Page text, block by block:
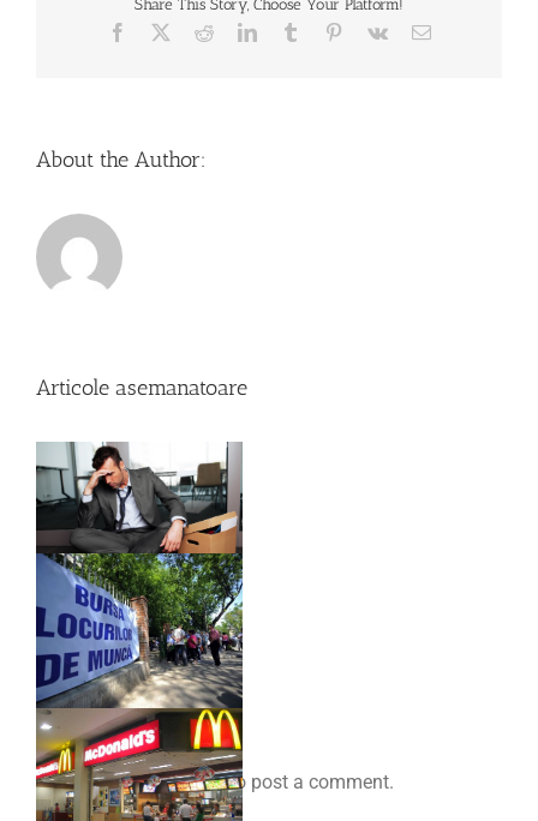
Share This Story, Choose Your Platform!
Facebook RedditLinkedInTumblr Pinterest
Vk Email
About the Author:
Articole asemanatoare
Comenteaza
You must belogged into post a comment.